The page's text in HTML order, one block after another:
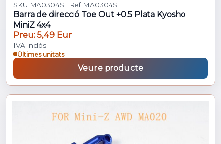
SKU MA0304S · Ref MA0304S
Barra de direcció Toe Out +0.5 Plata Kyosho
MiniZ 4x4
Preu: 5,49 Eur
IVA inclòs
Últimes unitats
Veure producte